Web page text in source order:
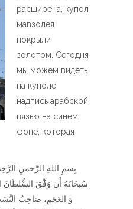
расширена, купол
мавзолея
покрыли
золотом. Сегодня
мы можем видеть
на куполе
надпись арабской
вязью на синем
фоне, которая
بِسمِ اللهِ الرَّحمنِ
سُبحَانَهُ أَن وَفَّقَ
وَ العَجَمِ، صَاحِبُ